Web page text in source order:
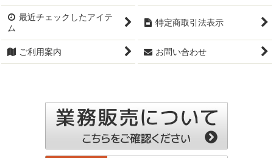
最近チェックしたアイテ
ム
特定商取引法表示
ご利用案内 お問い合わせ